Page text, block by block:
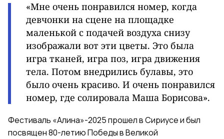
«Мне очень понравился номер, когда
девчонки на сцене на площадке
маленькой с подачей воздуха снизу
изображали вот эти цветы. Это была
игра тканей, игра поз, игра движения
тела. Потом внедрились булавы, это
было очень красиво. И очень понравился
номер, где солировала Маша Борисова».
Фестиваль «Алина»-2025 прошел в Сириусе и был
посвящен 80-летию Победы в Великой